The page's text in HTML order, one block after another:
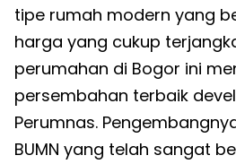
tipe rumah modern yang
harga yang cukup
perumahan di Bogor ini
persembahan terbaik
Perumnas.
BUMN yang telah sangat